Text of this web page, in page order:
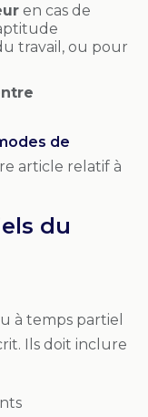
en cas de
travail, ou pour
de
article relatif à
du
à temps partiel
Ils doit inclure